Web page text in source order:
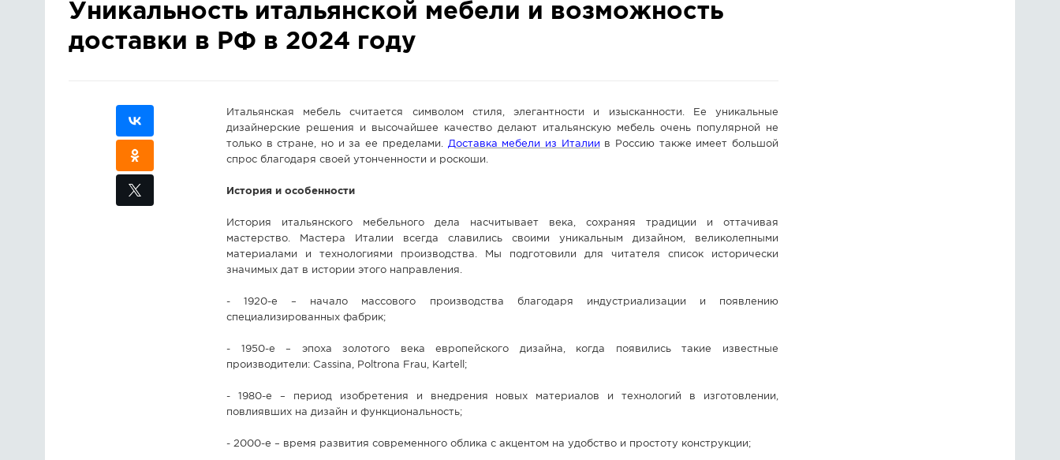
Уникальность итальянской мебели и возможность
доставки в РФ в 2024 году
Итальянская мебель считается символом стиля, элегантности и изысканности. Ее уникальные
дизайнерские решения и высочайшее качество делают итальянскую мебель очень популярной не
только в стране, но и за ее пределами.
Доставка мебели из Италии в Россию также имеет большой
спрос благодаря своей утонченности и роскоши.
История и особенности
История итальянского мебельного дела насчитывает века, сохраняя традиции и оттачивая
мастерство. Мастера Италии всегда славились своими уникальным дизайном, великолепными
материалами и технологиями производства. Мы подготовили для читателя список исторически
значимых дат в истории этого направления.
- 1920-е – начало массового производства благодаря индустриализации и появлению
специализированных фабрик;
- 1950-е – эпоха золотого века европейского дизайна, когда появились такие известные
производители: Cassina, Poltrona Frau, Kartell;
- 1980-е – период изобретения и внедрения новых материалов и технологий в изготовлении,
повлиявших на дизайн и функциональность;
- 2000-е – время развития современного облика с акцентом на удобство и простоту конструкции;